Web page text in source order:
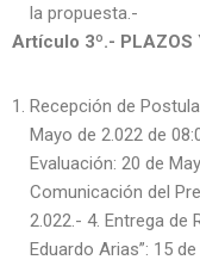
la propuesta.-
Artículo 3º.- PLAZOS
Recepción de
Mayo de 2.022 de
Evaluación: 20 de
Comunicación del
2.022.- 4. Entrega de
Eduardo Arias”: 15